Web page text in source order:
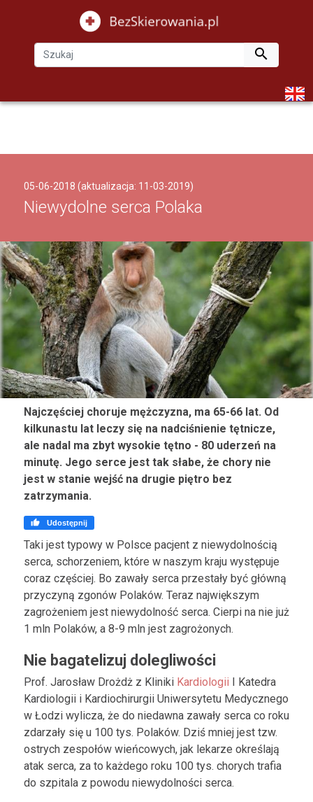

05-06-2018 (aktualizacja: 11-03-2019)
Niewydolne serca Polaka
Najczęściej choruje mężczyzna, ma 65-66 lat. Od
kilkunastu lat leczy się na nadciśnienie tętnicze,
ale nadal ma zbyt wysokie tętno - 80 uderzeń na
minutę. Jego serce jest tak słabe, że chory nie
jest w stanie wejść na drugie piętro bez
zatrzymania.
 Udostępnij
Taki jest typowy w Polsce pacjent z niewydolnością
serca, schorzeniem, które w naszym kraju występuje
coraz częściej. Bo zawały serca przestały być główną
przyczyną zgonów Polaków. Teraz największym
zagrożeniem jest niewydolność serca. Cierpi na nie już
1 mln Polaków, a 8-9 mln jest zagrożonych.
Nie bagatelizuj dolegliwości
Prof. Jarosław Drożdż z Kliniki Kardiologii I Katedra
Kardiologii i Kardiochirurgii Uniwersytetu Medycznego
w Łodzi wylicza, że do niedawna zawały serca co roku
zdarzały się u 100 tys. Polaków. Dziś mniej jest tzw.
ostrych zespołów wieńcowych, jak lekarze określają
atak serca, za to każdego roku 100 tys. chorych trafia
do szpitala z powodu niewydolności serca.